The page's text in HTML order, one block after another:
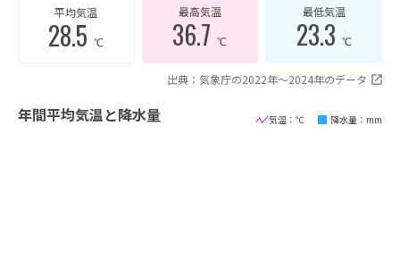
平均気温
28.5℃
最高気温
36.7℃
最低気温
23.3 ℃
出典：気象庁の2022年〜2024年のデータ
年間平均気温と降水量 気温：℃ 降水量：mm